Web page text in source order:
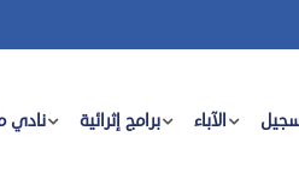
الآباء برامج إثرائية نادي